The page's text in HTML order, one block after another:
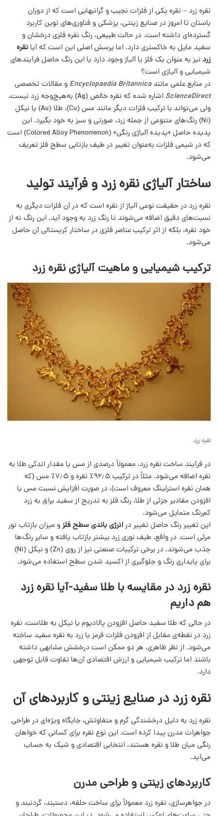
نقره زرد – نقره یکی از فلزات نجیب و گرانبهایی است که از دوران
باستان تا امروز در صنایع زینتی، پزشکی و فناوری‌های نوین کاربرد
گسترده‌ای داشته است. در حالت طبیعی، رنگ نقره فلزی درخشان و
سفید مایل به خاکستری دارد. اما پرسش اصلی این است که آیانقره
زرد نیز به عنوان یک فلز یا آلیاژ وجود دارد یا این رنگ حاصل فرآیندهای
شیمیایی و آلیاژی است؟
در منابع علمی مانند Encyclopaedia Britannica و مقالات تخصصی
ScienceDirect
اشاره شده که نقره خالص (Ag) به‌هیچ‌وجه زرد نیست،
ولی می‌تواند با ترکیب فلزات دیگر مانند مس (Cu)، طلا (Au) یا نیکل
(Ni) رنگ‌های متنوعی از جمله زرد، صورتی و سبز به خود بگیرد. این
پدیده حاصل «پدیده آلیاژی رنگی» (Colored Alloy Phenomenon) است
که در شیمی فلزات به‌عنوان تغییر در طیف بازتابی سطح فلز تعریف
می‌شود.
ساختار آلیاژی نقره زرد و فرآیند تولید
نقره زرد در حقیقت نوعی آلیاژ از نقره است که در آن فلزات دیگری به
نسبت‌های دقیق اضافه می‌شوند تا رنگ زرد به وجود آید. این رنگ نه از
خود نقره، بلکه از اثر ترکیب عناصر فلزی در ساختار کریستالی آن حاصل
می‌شود.
ترکیب شیمیایی و ماهیت آلیاژی نقره زرد
نقره زرد
در فرآیند ساخت نقره زرد، معمولاً درصدی از مس یا مقدار اندکی طلا به
نقره اضافه می‌شود. مثلاً در ترکیب ۹۲٫۵٪ نقره و ۷٫۵٪ مس (که
همان نقره استرلینگ معروف است)، در صورت افزایش نسبت مس یا
افزودن مقادیر جزئی از طلا، رنگ فلز به تدریج از سفید براق به زرد
کم‌رنگ متمایل می‌شود.
این تغییر رنگ حاصل تغییر درانرژی باندی سطح فلزو میزان بازتاب نور
مرئی است. در واقع، طیف نوری زرد بیشتر بازتاب یافته و سایر رنگ‌ها
جذب می‌شوند. در برخی ترکیبات صنعتی نیز از روی (Zn) و نیکل (Ni)
برای پایداری رنگ و جلوگیری از اکسید شدن سطح استفاده می‌شود.
نقره زرد در مقایسه با طلا سفید-آیا نقره زرد
هم داریم
در حالی که طلا سفید حاصل افزودن پالادیوم یا نیکل به طلاست، نقره
زرد در نقطه‌ی مقابل از افزودن فلزات قرمز یا زرد به نقره سفید ساخته
می‌شود. از نظر ظاهری، هر دو ممکن است درخشش مشابهی داشته
باشند اما ترکیب شیمیایی و ارزش اقتصادی آن‌ها تفاوت قابل توجهی
دارد.
نقره زرد در صنایع زینتی و کاربردهای آن
نقره زرد به دلیل درخشندگی گرم و متفاوتش، جایگاه ویژه‌ای در طراحی
جواهرات مدرن پیدا کرده است. این نوع نقره برای کسانی که خواهان
رنگی میان طلا و نقره هستند، انتخابی اقتصادی و شیک به حساب
می‌آید.
کاربردهای زینتی و طراحی مدرن
در جواهرسازی، نقره زرد معمولاً برای ساخت حلقه، دستبند، گردنبند و